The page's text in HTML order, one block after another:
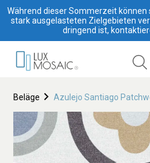
Während dieser Sommerzeit
stark ausgelasteten Zielgebieten
dringend ist,
Beläge Azulejo Santiago